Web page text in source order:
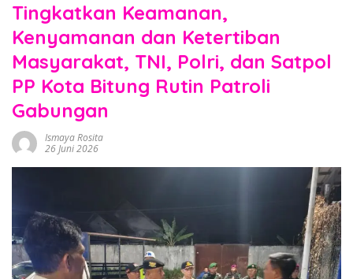
Tingkatkan Keamanan,
Kenyamanan dan Ketertiban
Masyarakat, TNI, Polri, dan Satpol
PP Kota Bitung Rutin Patroli
Gabungan
Ismaya Rosita
26 Juni 2026